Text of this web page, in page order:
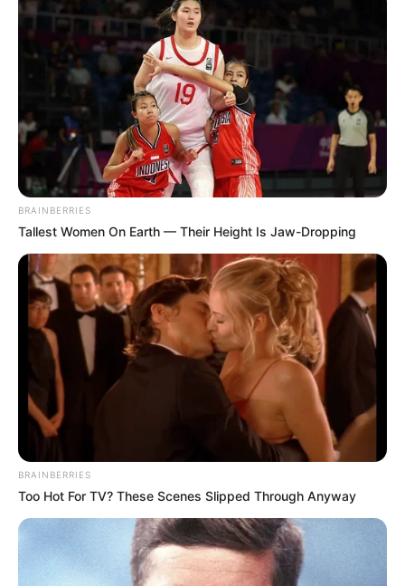
Tourismusmarketing:
Diese und weitere Seite über den Raum Einbeck und das
Bundesland Niedersachsen sind ideal für Werbung im
Tourismusbereich. Preise und Bedingungen hierzu sind
unter dem PunktKooperation Tourismusmarketing
aufgeführt. Darüber hinaus können Ausflugsziele und
Veranstaltungen auchkostenlos eingetragen werden.
Deutschlandweit Veranstaltung kostenlos
eintragen:
Wäre es nicht besser, wenn sich die Präsidenten und
Generäle mit Knüppeln gegenseitig erschlagen würden,
statt mit ihren Herdenarmeen so viele andere Menschen
zu ermorden?
weitere Kalauer
BRAINBERRIES
Tallest Women On Earth — Their Height Is Jaw-Dropping
BRAINBERRIES
Too Hot For TV? These Scenes Slipped Through Anyway